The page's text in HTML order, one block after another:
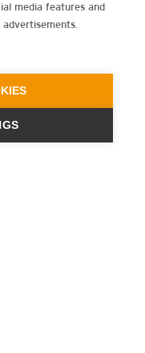
media features and